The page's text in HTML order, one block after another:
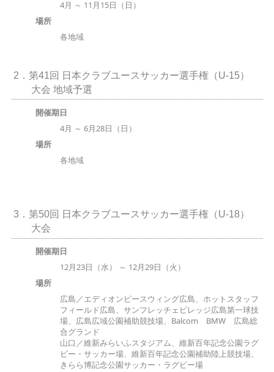
4月 ～ 11月15日（日）
場所
各地域
2．第41回 日本クラブユースサッカー選手権（U-15）
大会 地域予選
開催期日
4月 ～ 6月28日（日）
場所
各地域
3．第50回 日本クラブユースサッカー選手権（U-18）
大会
開催期日
12月23日（水） ～ 12月29日（火）
場所
広島／エディオンピースウィング広島、ホットスタッフ
フィールド広島、サンフレッチェビレッジ広島第一球技
場、広島広域公園補助競技場、Balcom BMW 広島総
合グランド
山口／維新みらいふスタジアム、維新百年記念公園ラグ
ビー・サッカー場、維新百年記念公園補助陸上競技場、
きらら博記念公園サッカー・ラグビー場